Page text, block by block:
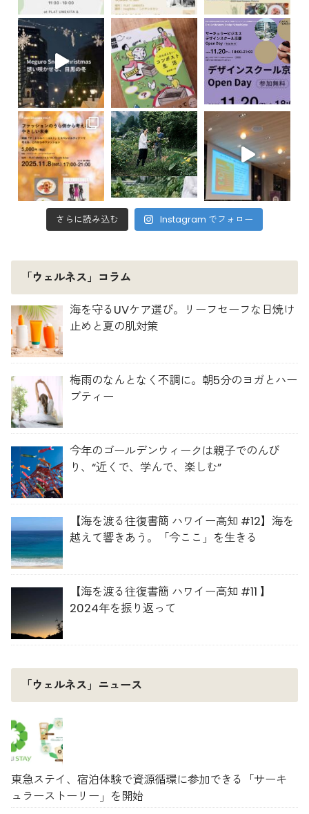
さらに読み込む Instagram でフォロー
「ウェルネス」コラム
海を守るUVケア選び。リーフセーフな日焼け
止めと夏の肌対策
梅雨のなんとなく不調に。朝5分のヨガとハー
ブティー
今年のゴールデンウィークは親子でのんび
り、“近くで、学んで、楽しむ”
【海を渡る往復書簡 ハワイー高知 #12】海を
越えて響きあう。「今ここ」を生きる
【海を渡る往復書簡 ハワイー高知 #11 】
2024年を振り返って
「ウェルネス」ニュース
東急ステイ、宿泊体験で資源循環に参加できる「サーキ
ュラーストーリー」を開始